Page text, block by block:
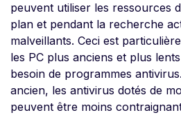
peuvent utiliser les ressources
plan et pendant la recherche
malveillants. Ceci est
les PC plus anciens et plus
besoin de programmes
ancien, les antivirus dotés de
peuvent être moins